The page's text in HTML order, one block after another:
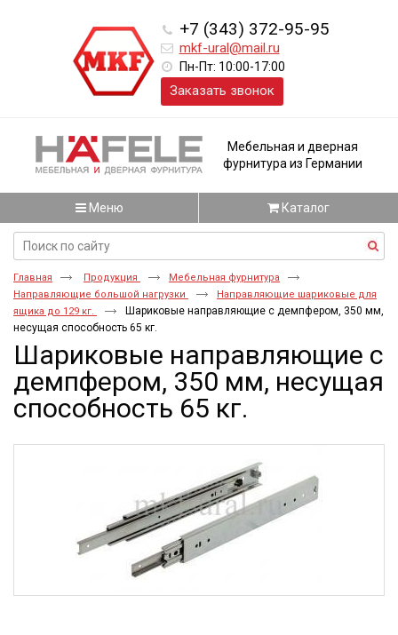
+7 (343) 372-95-95
mkf-ural@mail.ru
Пн-Пт: 10:00-17:00
Заказать звонок
Мебельная и дверная
фурнитура из Германии
Меню Каталог
Главная Продукция
Мебельная фурнитура
Направляющие большой нагрузки
Направляющие шариковые для
ящика до 129 кг.
Шариковые направляющие с демпфером, 350 мм,
несущая способность 65 кг.
Шариковые направляющие с
демпфером, 350 мм, несущая
способность 65 кг.